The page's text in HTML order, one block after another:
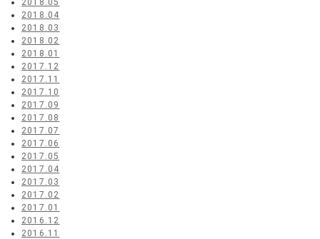
2018.05
2018.04
2018.03
2018.02
2018.01
2017.12
2017.11
2017.10
2017.09
2017.08
2017.07
2017.06
2017.05
2017.04
2017.03
2017.02
2017.01
2016.12
2016.11